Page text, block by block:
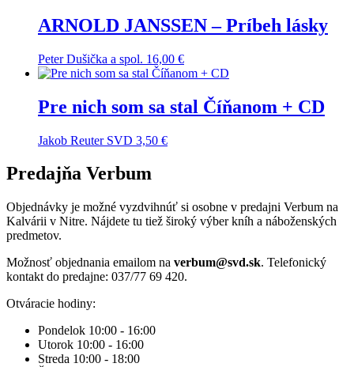
ARNOLD JANSSEN – Príbeh lásky
Peter Dušička a spol. 16,00 €
Pre nich som sa stal Číňanom + CD
Jakob Reuter SVD 3,50 €
Predajňa Verbum
Objednávky je možné vyzdvihnúť si osobne v predajni Verbum na
Kalvárii v Nitre. Nájdete tu tiež široký výber kníh a náboženských
predmetov.
Možnosť objednania emailom na verbum@svd.sk. Telefonický
kontakt do predajne: 037/77 69 420.
Otváracie hodiny:
Pondelok 10:00 - 16:00
Utorok 10:00 - 16:00
Streda 10:00 - 18:00